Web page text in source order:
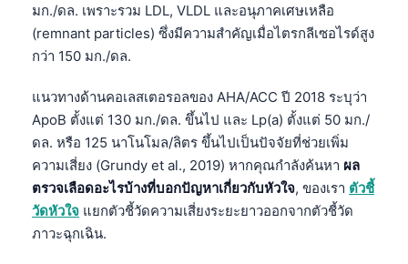
มก./ดล. เพราะรวม LDL, VLDL และอนุภาคเศษเหลือ
(remnant particles) ซึ่งมีความสำคัญเมื่อไตรกลีเซอไรด์สูง
กว่า 150 มก./ดล.
แนวทางด้านคอเลสเตอรอลของ AHA/ACC ปี 2018 ระบุว่า
ApoB ตั้งแต่ 130 มก./ดล. ขึ้นไป และ Lp(a) ตั้งแต่ 50 มก./
ดล. หรือ 125 นาโนโมล/ลิตร ขึ้นไปเป็นปัจจัยที่ช่วยเพิ่ม
ความเสี่ยง (Grundy et al., 2019) หากคุณกำลังค้นหา ผล
ตรวจเลือดอะไรบ้างที่บอกปัญหาเกี่ยวกับหัวใจ, ของเรา ตัวชี้
วัดหัวใจ แยกตัวชี้วัดความเสี่ยงระยะยาวออกจากตัวชี้วัด
ภาวะฉุกเฉิน.